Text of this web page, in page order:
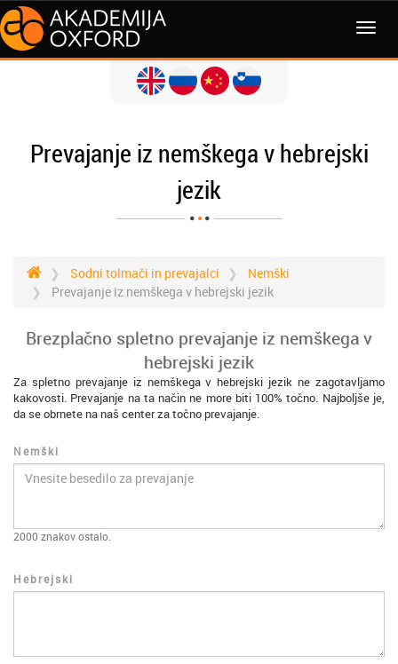
MENI
Prevajanje iz nemškega v hebrejski
jezik
Sodni tolmači in prevajalci
Nemški
Prevajanje iz nemškega v hebrejski jezik
Brezplačno spletno prevajanje iz nemškega v
hebrejski jezik
Za spletno prevajanje iz nemškega v hebrejski jezik ne zagotavljamo
kakovosti. Prevajanje na ta način ne more biti 100% točno. Najboljše je,
da se obrnete na naš center za točno prevajanje.
Nemški
2000 znakov ostalo.
Hebrejski